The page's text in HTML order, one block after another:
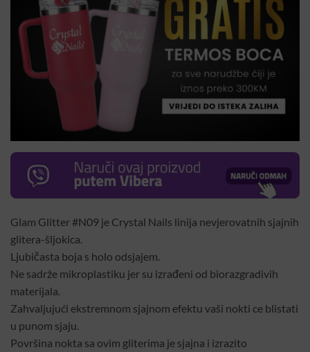
Glam Glitter #N09 je Crystal Nails linija nevjerovatnih sjajnih
glitera-šljokica.
Ljubičasta boja s holo odsjajem.
Ne sadrže mikroplastiku jer su izrađeni od biorazgradivih
materijala.
Zahvaljujući ekstremnom sjajnom efektu vaši nokti ce blistati
u punom sjaju.
Površina nokta sa ovim gliterima je sjajna i izrazito